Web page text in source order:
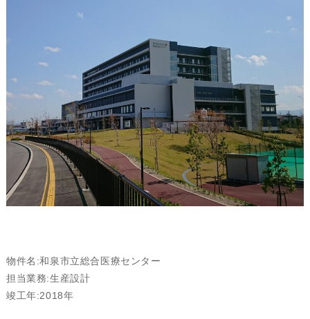
物件名:和泉市立総合医療センター
担当業務:生産設計
竣工年:2018年